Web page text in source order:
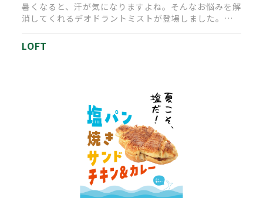
暑くなると、汗が気になりますよね。そんなお悩みを解
消してくれるデオドラントミストが登場しました。香
りでごまかすのではなく…
LOFT